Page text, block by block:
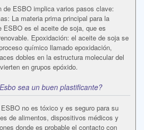
de ESBO implica varios pasos clave:
La materia prima principal para la
ESBO es el aceite de soja, que es
Epoxidación: el aceite de soja se
químico llamado epoxidación,
dobles en la estructura molecular del
en grupos epóxido.
sea un buen plastificante?
no es tóxico y es seguro para su
de alimentos, dispositivos médicos y
donde es probable el contacto con